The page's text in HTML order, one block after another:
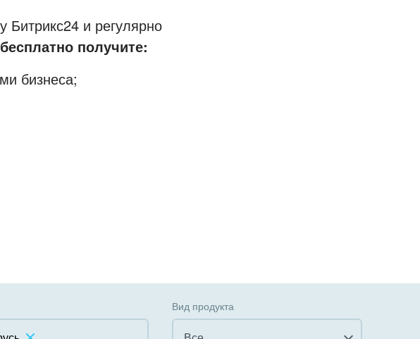
и регулярно
получите:
бизнеса;
Вид продукта